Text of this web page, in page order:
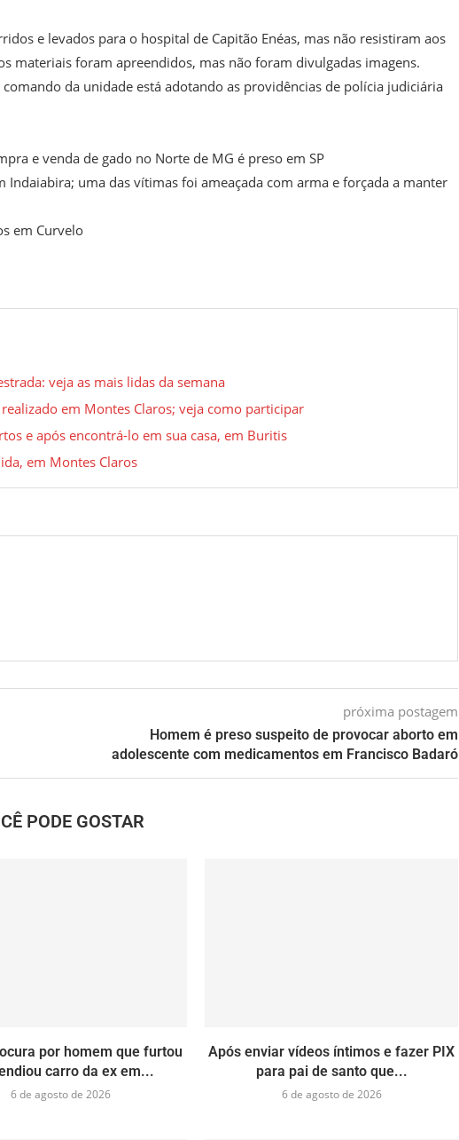
e levados para o hospital de Capitão Enéas, mas não resistiram aos
materiais foram apreendidos, mas não foram divulgadas imagens.
da unidade está adotando as providências de polícia judiciária
e venda de gado no Norte de MG é preso em SP
Indaiabira; uma das vítimas foi ameaçada com arma e forçada a manter
em Curvelo
veja as mais lidas da semana
em Montes Claros; veja como participar
e após encontrá-lo em sua casa, em Buritis
em Montes Claros
próxima postagem
Homem é preso suspeito de provocar aborto em
adolescente com medicamentos em Francisco Badaró
PODE GOSTAR
por homem que furtou
carro da ex em...
6 de agosto de 2026
Após enviar vídeos íntimos e fazer PIX
para pai de santo que...
6 de agosto de 2026